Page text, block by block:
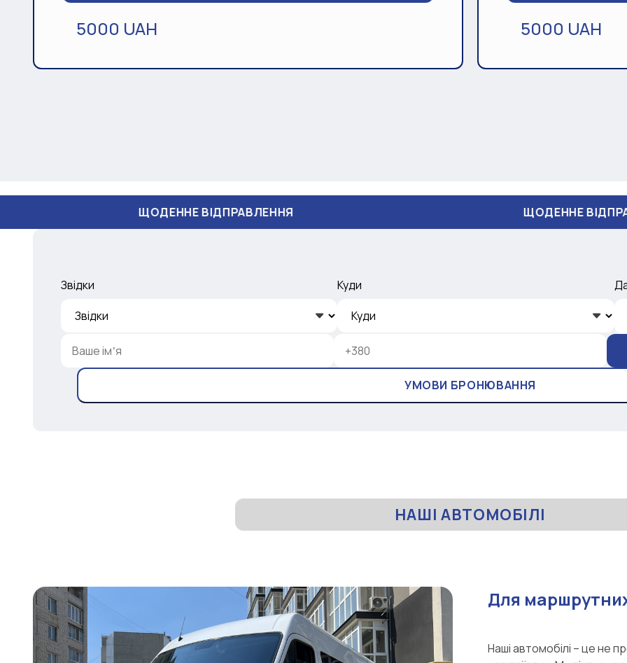
5000 UAH 5000 UAH
ЩОДЕННЕ ВІДПРАВЛЕННЯ ЩОДЕННЕ ВІДПРАВЛЕННЯ
Звідки Куди
УМОВИ БРОНЮВАННЯ
НАШІ АВТОМОБІЛІ
Для
Наші автомобілі – це не